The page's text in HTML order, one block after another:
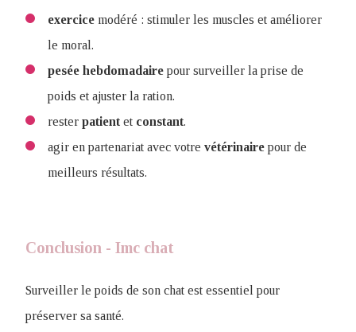
exercice modéré : stimuler les muscles et améliorer
le moral.
pesée hebdomadaire pour surveiller la prise de
poids et ajuster la ration.
rester patient et constant.
agir en partenariat avec votre vétérinaire pour de
meilleurs résultats.
Conclusion - Imc chat
Surveiller le poids de son chat est essentiel pour
préserver sa santé.